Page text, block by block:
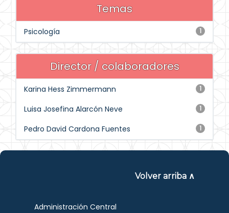
Temas
1
Psicología
Director / colaboradores
1
Karina Hess Zimmermann
1
Luisa Josefina Alarcón Neve
1
Pedro David Cardona Fuentes
Volver arriba ∧
Administración Central